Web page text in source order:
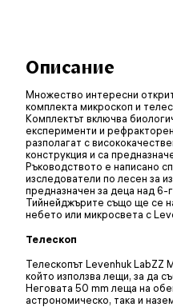
Описание
Множество интересни
комплекта микроскоп и
Комплектът включва
експерименти и
разполагат с
конструкция и са
Ръководството е написано
изследователи по лесен за
предназначен за деца над 6-
Тийнейджърите също ще се
небето или микросвета с
Телескоп
Телескопът Levenhuk LabZZ
който използва лещи, за да
Неговата 50 mm леща на
астрономическо, така и